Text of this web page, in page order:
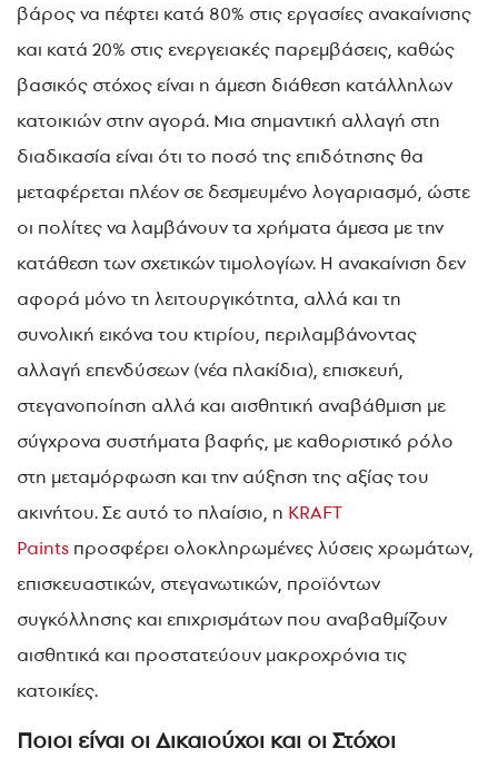
βάρος να πέφτει κατά 80% στις εργασίες ανακαίνισης
και κατά 20% στις ενεργειακές παρεμβάσεις, καθώς
βασικός στόχος είναι η άμεση διάθεση κατάλληλων
κατοικιών στην αγορά. Μια σημαντική αλλαγή στη
διαδικασία είναι ότι το ποσό της επιδότησης θα
μεταφέρεται πλέον σε δεσμευμένο λογαριασμό, ώστε
οι πολίτες να λαμβάνουν τα χρήματα άμεσα με την
κατάθεση των σχετικών τιμολογίων. Η ανακαίνιση δεν
αφορά μόνο τη λειτουργικότητα, αλλά και τη
συνολική εικόνα του κτιρίου, περιλαμβάνοντας
αλλαγή επενδύσεων (νέα πλακίδια), επισκευή,
στεγανοποίηση αλλά και αισθητική αναβάθμιση με
σύγχρονα συστήματα βαφής, με καθοριστικό ρόλο
στη μεταμόρφωση και την αύξηση της αξίας του
ακινήτου. Σε αυτό το πλαίσιο, η KRAFT
Paints προσφέρει ολοκληρωμένες λύσεις χρωμάτων,
επισκευαστικών, στεγανωτικών, προϊόντων
συγκόλλησης και επιχρισμάτων που αναβαθμίζουν
αισθητικά και προστατεύουν μακροχρόνια τις
κατοικίες.
Ποιοι είναι οι Δικαιούχοι και οι Στόχοι